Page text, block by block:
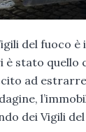
del fuoco è
stato quello
ad
dei Vigili